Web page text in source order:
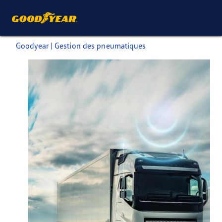
Goodyear | Gestion des pneumatiques